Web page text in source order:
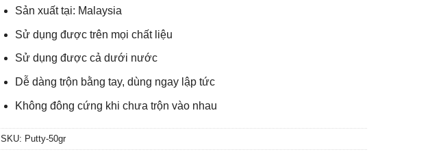
Sản xuất tại: Malaysia
Sử dụng được trên mọi chất liệu
Sử dụng được cả dưới nước
Dễ dàng trộn bằng tay, dùng ngay lập tức
Không đông cứng khi chưa trộn vào nhau
SKU: Putty-50gr